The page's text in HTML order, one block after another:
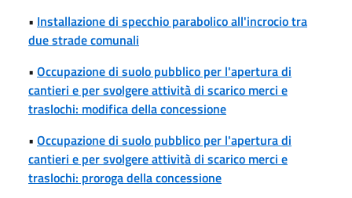
• Installazione di specchio parabolico all'incrocio tra
due strade comunali
• Occupazione di suolo pubblico per l'apertura di
cantieri e per svolgere attività di scarico merci e
traslochi: modifica della concessione
• Occupazione di suolo pubblico per l'apertura di
cantieri e per svolgere attività di scarico merci e
traslochi: proroga della concessione